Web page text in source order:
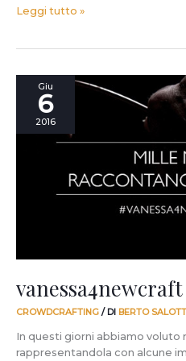
Leggi tutto »
Giu
6
2016
CROWDCRAFTING / DI BERTO
In questi giorni abbiamo voluto
rappresentandola con alcune
vanessa4newcraft